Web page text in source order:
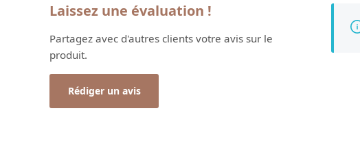
Laissez une évaluation !
Partagez avec d'autres clients votre avis sur le
produit.
Rédiger un avis